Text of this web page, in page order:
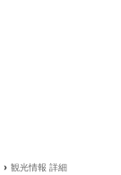
› 観光情報 詳細